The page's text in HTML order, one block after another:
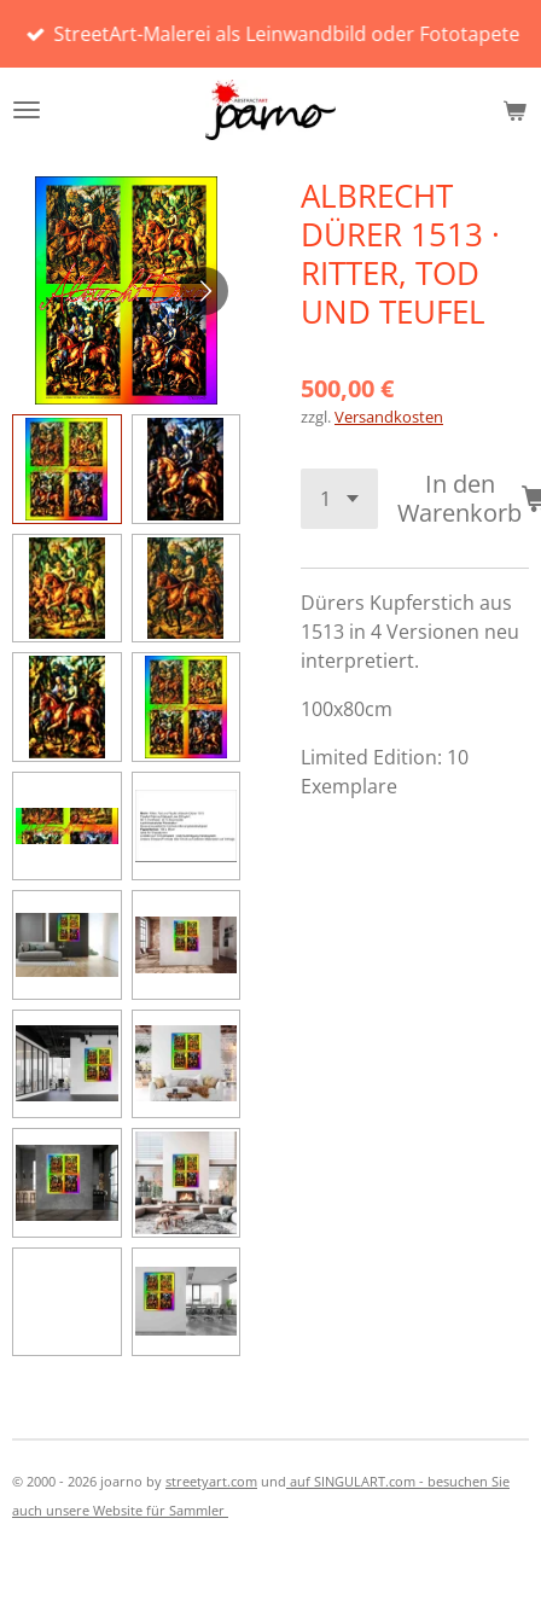
Zum StreetArt-Malerei als Leinwandbild oder Fototapete
ALBRECHT
DÜRER 1513 ·
RITTER, TOD
UND TEUFEL
500,00 €
zzgl.Versandkosten
In den
Warenkorb
Dürers Kupferstich aus
1513 in 4 Versionen neu
interpretiert.
100x80cm
Limited Edition: 10
Exemplare
© 2000 - 2026 joarno by streetyart.com und auf SINGULART.com - besuchen Sie
auch unsere Website für Sammler